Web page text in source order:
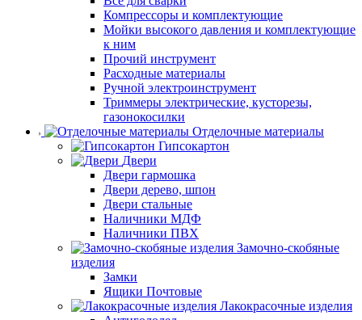
Компрессоры и комплектующие
Мойки высокого давления и комплектующие
к ним
Прочий инструмент
Расходные материалы
Ручной электроинструмент
Триммеры электрические, кусторезы,
газонокосилки
Отделочные материалы
Гипсокартон
Двери
Двери гармошка
Двери дерево, шпон
Двери стальные
Наличники МДФ
Наличники ПВХ
Замочно-скобяные
изделия
Замки
Ящики Почтовые
Лакокрасочные изделия